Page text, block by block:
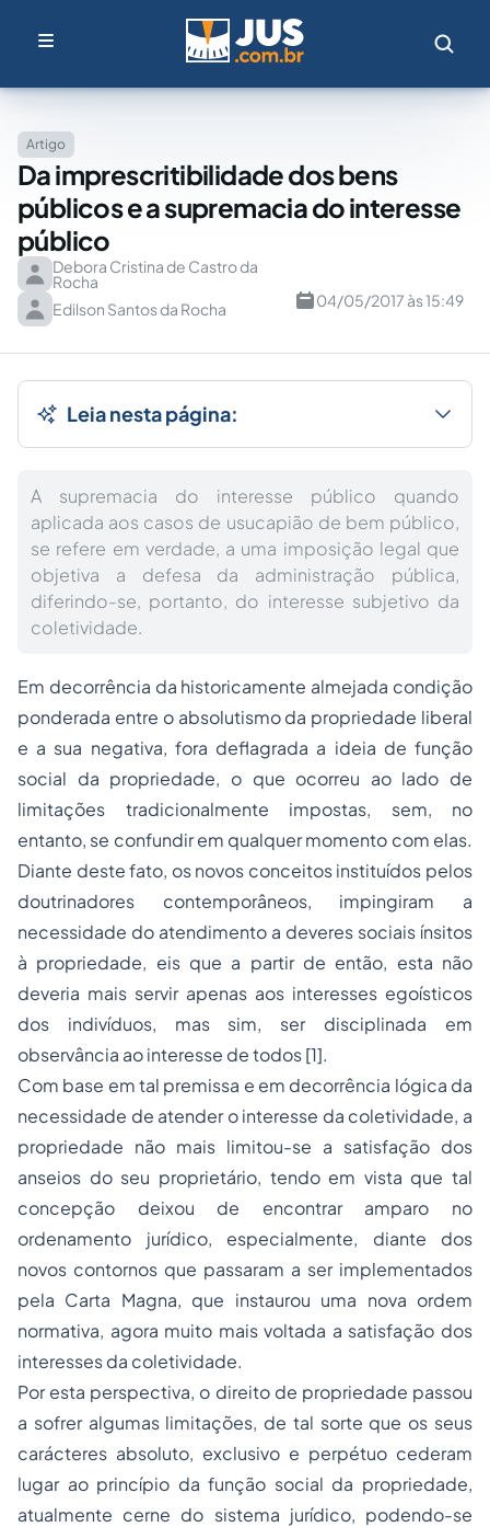
Artigo
Da imprescritibilidade dos bens
públicos e a supremacia do interesse
público
Debora Cristina de Castro da
Rocha
Edilson Santos da Rocha
04/05/2017 às 15:49
Leia nesta página:
A supremacia do interesse público quando
aplicada aos casos de usucapião de bem público,
se refere em verdade, a uma imposição legal que
objetiva a defesa da administração pública,
diferindo-se, portanto, do interesse subjetivo da
coletividade.
Em decorrência da historicamente almejada condição
ponderada entre o absolutismo da propriedade liberal
e a sua negativa, fora deflagrada a ideia de função
social da propriedade, o que ocorreu ao lado de
limitações tradicionalmente impostas, sem, no
entanto, se confundir em qualquer momento com elas.
Diante deste fato, os novos conceitos instituídos pelos
doutrinadores contemporâneos, impingiram a
necessidade do atendimento a deveres sociais ínsitos
à propriedade, eis que a partir de então, esta não
deveria mais servir apenas aos interesses egoísticos
dos indivíduos, mas sim, ser disciplinada em
observância ao interesse de todos [1].
Com base em tal premissa e em decorrência lógica da
necessidade de atender o interesse da coletividade, a
propriedade não mais limitou-se a satisfação dos
anseios do seu proprietário, tendo em vista que tal
concepção deixou de encontrar amparo no
ordenamento jurídico, especialmente, diante dos
novos contornos que passaram a ser implementados
pela Carta Magna, que instaurou uma nova ordem
normativa, agora muito mais voltada a satisfação dos
interesses da coletividade.
Por esta perspectiva, o direito de propriedade passou
a sofrer algumas limitações, de tal sorte que os seus
carácteres absoluto, exclusivo e perpétuo cederam
lugar ao princípio da função social da propriedade,
atualmente cerne do sistema jurídico, podendo-se